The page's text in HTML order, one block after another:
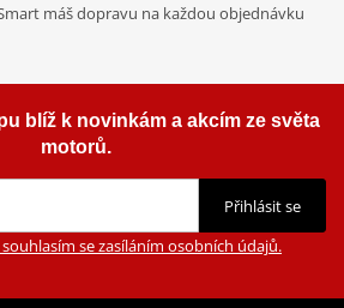
máš dopravu na každou objednávku
blíž k novinkám a akcím ze světa
motorů.
Přihlásit se
se zasíláním osobních údajů.